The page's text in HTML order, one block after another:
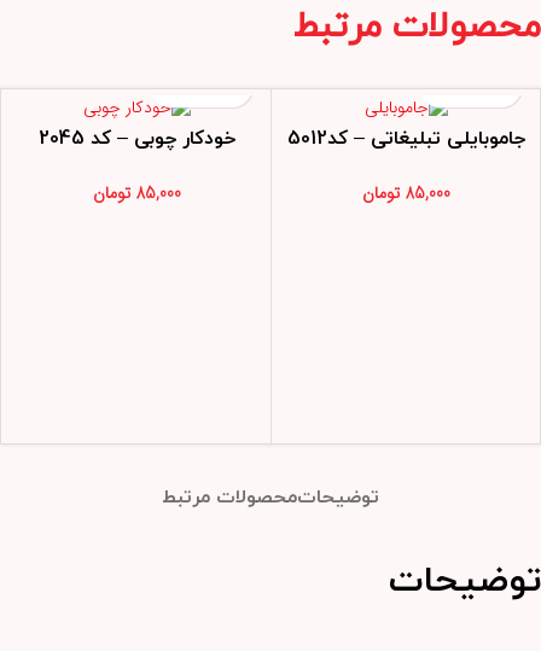
محصولات مرتبط
جاموبایلی تبلیغاتی – کد5012
85,000 تومان
خودکار چوبی – کد 2045
85,000 تومان
توضیحاتمحصولات مرتبط
توضیحات